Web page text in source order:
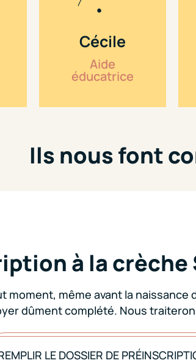
Cécile
Aide
éducatrice
Ils nous font
à la crèche
même avant la
dûment complété. Nous
LE DOSSIER DE